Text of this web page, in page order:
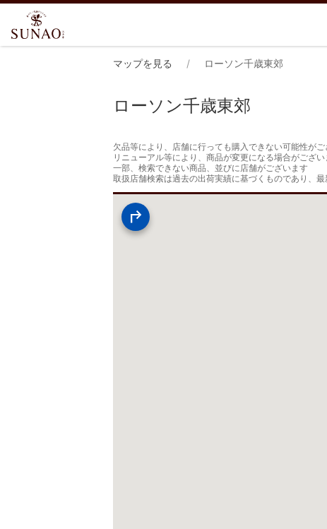
マップを見る ローソン千歳東郊
ローソン千歳東郊
欠品等により、店舗に行っても購入できない可能性がご
リニューアル等により、商品が変更になる場合がござい
一部、検索できない商品、並びに店舗がございます
取扱店舗検索は過去の出荷実績に基づくものであり、